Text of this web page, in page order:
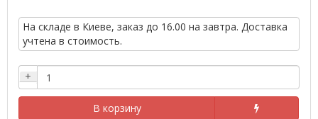
На складе в Киеве, заказ до 16.00 на завтра. Доставка
учтена в стоимость.
+
В корзину